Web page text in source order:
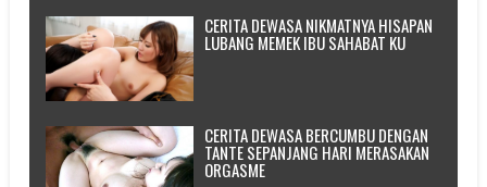
CERITA DEWASA NIKMATNYA HISAPAN
LUBANG MEMEK IBU SAHABAT KU
CERITA DEWASA BERCUMBU DENGAN
TANTE SEPANJANG HARI MERASAKAN
ORGASME